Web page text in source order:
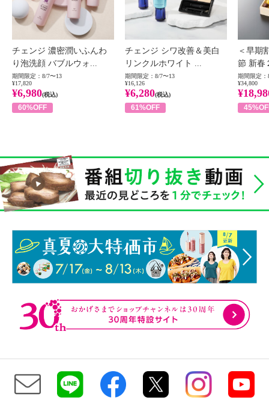
チェンジ 濃密潤いふんわ
り泡洗顔 バブルウォ...
期間限定：8/7〜13
¥17,820
¥6,980(税込)
60%OFF
チェンジ シワ改善＆美白
リンクルホワイト ...
期間限定：8/7〜13
¥16,126
¥6,280(税込)
61%OFF
＜早期
節 新春
期間限定：
¥34,800